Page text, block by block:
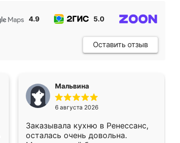
4.9 5.0
Оставить отзыв
Мальвина
6 августа 2026
Заказывала кухню в Ренессанс,
осталась очень довольна.